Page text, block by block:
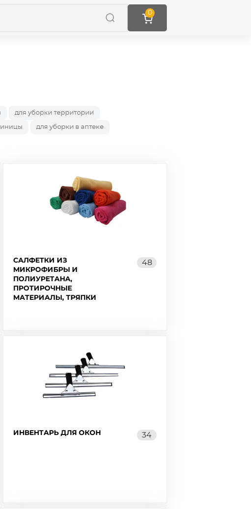
0
для уборки территории
для уборки в аптеке
САЛФЕТКИ ИЗ
МИКРОФИБРЫ И
ПОЛИУРЕТАНА,
ПРОТИРОЧНЫЕ
МАТЕРИАЛЫ, ТРЯПКИ
48
ИНВЕНТАРЬ ДЛЯ ОКОН 34